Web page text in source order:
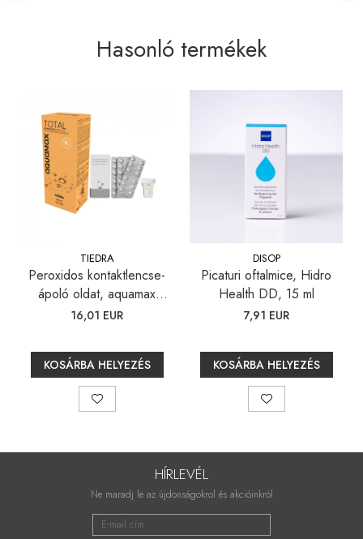
Hasonló termékek
TIEDRA
Peroxidos kontaktlencse-
ápoló oldat, aquamax
TOTAL, 360 ml
16,01 EUR
KOSÁRBA HELYEZÉS
DISOP
Picaturi oftalmice, Hidro
Health DD, 15 ml
7,91 EUR
KOSÁRBA HELYEZÉS
HÍRLEVÉL
Ne maradj le az újdonságokrol és akcióinkról